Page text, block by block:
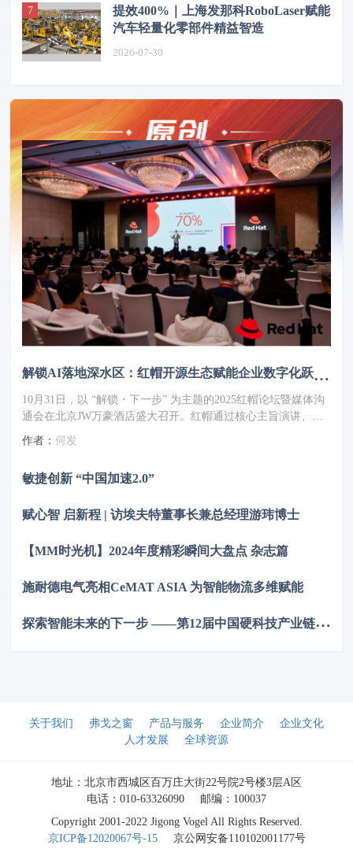
提效400%｜上海发那科RoboLaser赋能
汽车轻量化零部件精益智造
2026-07-30
解锁AI落地深水区：红帽开源生态赋能企业数字化跃迁 ——2025红帽论坛重磅发布车用OS
10月31日，以 “解锁・下一步” 为主题的2025红帽论坛暨媒体沟
通会在北京JW万豪酒店盛大召开。红帽通过核心主旨演讲、重
磅新品发布、权威报告解读及高层对话，全方位展现了其以开源
技术破解行业痛点、引领企业数字化转型的实力与愿景，为 AI
作者： 何发
敏捷创新 “中国加速2.0”
赋心智 启新程 | 访埃夫特董事长兼总经理游玮博士
【MM时光机】2024年度精彩瞬间大盘点 杂志篇
施耐德电气亮相CeMAT ASIA 为智能物流多维赋能
探
索智能未来的下一步 ——第12届中国硬科技产业链创新趋势峰会暨百家媒体论坛成功举办
关于我们 弗戈之窗 产品与服务 企业简介
企业文化
人才发展
全球资源
地址：北京市西城区百万庄大街22号院2号楼3层A区
电话：010-63326090
邮编：100037
Copyright 2001-2022 Jigong Vogel All Rights Reserved.
京ICP备12020067号-15
京公网安备110102001177号